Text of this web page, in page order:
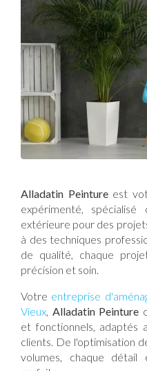
Alladatin Peintureest
expérimenté,
extérieure pour des
à des techniques
de qualité, chaque
précision et soin.
Votre entreprise
Vieux Alladatin Peinture
et fonctionnels, adaptés
clients. De l'optimisation
volumes, chaque